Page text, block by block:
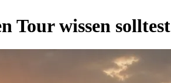
Tour wissen solltest